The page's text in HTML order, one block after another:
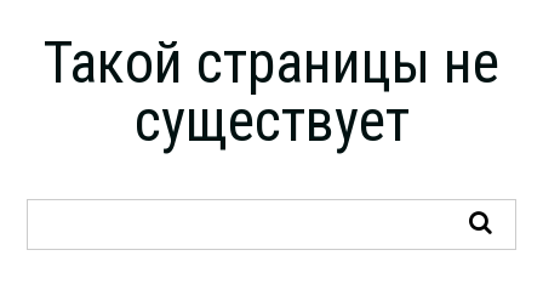
Такой страницы не
существует